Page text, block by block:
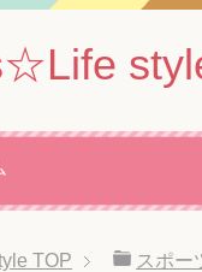
TOP スポー